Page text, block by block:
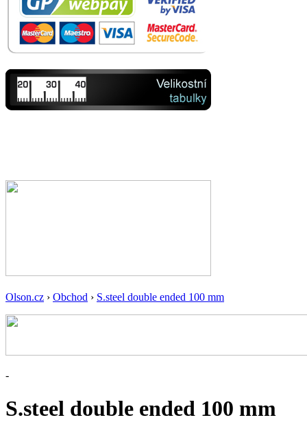
Olson.cz › Obchod › S.steel double ended 100 mm
-
S.steel double ended 100 mm